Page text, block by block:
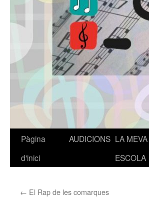
Vés
Pàgina
d'inici
AUDICIONS LA MEVA
ESCOLA
← El Rap de les comarques